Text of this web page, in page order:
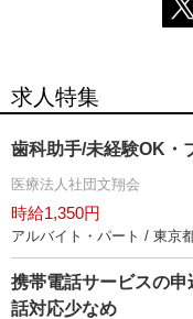
求人特集
歯科助手/未経験OK・
医療法人社団文翔会
時給1,350円
アルバイト・パート / 東京
携帯電話サービスの
話対応少なめ